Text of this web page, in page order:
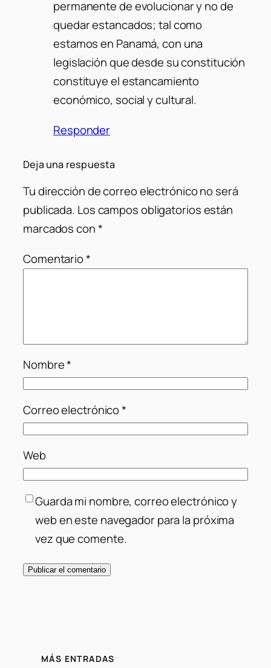
permanente de evolucionar y no de
quedar estancados; tal como
estamos en Panamá, con una
legislación que desde su constitución
constituye el estancamiento
económico, social y cultural.
Responder
Deja una respuesta
Tu dirección de correo electrónico no será
publicada. Los campos obligatorios están
marcados con*
Comentario*
Nombre*
Correo electrónico*
Web
Guarda mi nombre, correo electrónico y
web en este navegador para la próxima
vez que comente.
MÁS ENTRADAS